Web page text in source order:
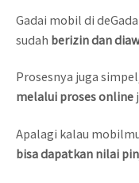
Gadai mobil di
sudah berizin dan
Prosesnya juga
melalui proses online
Apalagi kalau
bisa dapatkan nilai